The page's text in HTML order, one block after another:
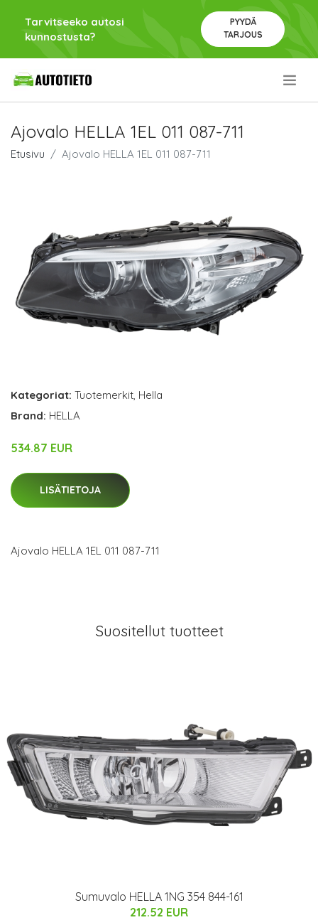
Tarvitseeko autosi
kunnostusta?
PYYDÄ
TARJOUS
Ajovalo HELLA 1EL 011 087-711
Etusivu Ajovalo HELLA 1EL 011 087-711
Kategoriat: Tuotemerkit Hella
Brand: HELLA
534.87 EUR
LISÄTIETOJA
Ajovalo HELLA 1EL 011 087-711
Suositellut tuotteet
Sumuvalo HELLA 1NG 354 844-161
212.52 EUR